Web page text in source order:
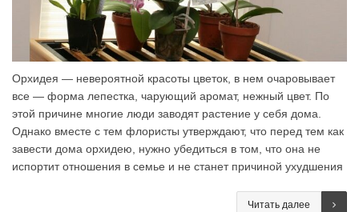
Орхидея — невероятной красоты цветок, в нем очаровывает
все — форма лепестка, чарующий аромат, нежный цвет. По
этой причине многие люди заводят растение у себя дома.
Однако вместе с тем флористы утверждают, что перед тем как
завести дома орхидею, нужно убедиться в том, что она не
испортит отношения в семье и не станет причиной ухудшения
Читать далее